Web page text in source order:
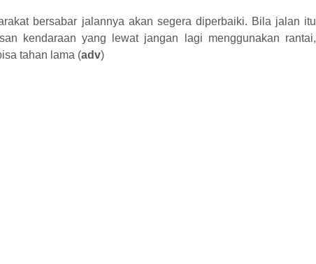
bersabar jalannya akan segera diperbaiki. Bila jalan itu
kendaraan yang lewat jangan lagi menggunakan rantai,
tahan lama (adv)